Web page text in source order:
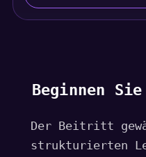
t
+
Beginnen
Der Beitritt
strukturierten